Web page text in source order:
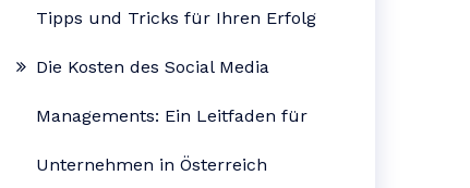
Tipps und Tricks für Ihren Erfolg
Die Kosten des Social Media
Managements: Ein Leitfaden für
Unternehmen in Österreich